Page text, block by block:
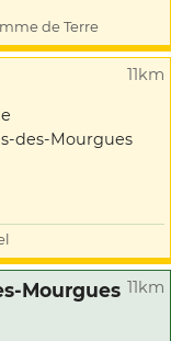
de Terre
11km
des-Mourgues
Mourgues 11km